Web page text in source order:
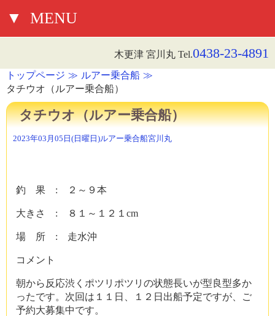
▼ MENU
木更津 宮川丸 Tel.0438-23-4891
トップページ
ルアー乗合船
タチウオ（ルアー乗合船）
タチウオ（ルアー乗合船）
2023年03月05日(日曜日)ルアー乗合船宮川丸
釣 果 : ２～９本
大きさ : ８１～１２１cm
場 所 : 走水沖
コメント
朝から反応渋くポツリポツリの状態長いが型良型多か
ったです。次回は１１日、１２日出船予定ですが、ご
予約大募集中です。